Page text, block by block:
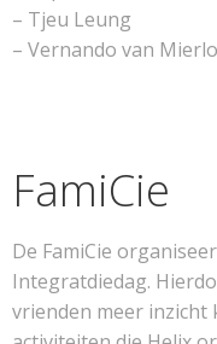
– Tjeu Leung
– Vernando van Mierlo
FamiCie
De FamiCie
Integratdiedag.
vrienden meer inzicht